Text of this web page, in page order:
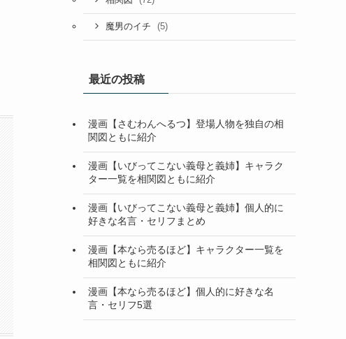
魔男のイチ (5)
最近の投稿
漫画【さむわんへるつ】登場人物を独自の相
関図ともに紹介
漫画【いびってこない義母と義姉】キャラク
ター一覧を相関図ともに紹介
漫画【いびってこない義母と義姉】個人的に
好きな名言・セリフまとめ
漫画【本なら売るほど】キャラクター一覧を
相関図ともに紹介
漫画【本なら売るほど】個人的に好きな名
言・セリフ5選